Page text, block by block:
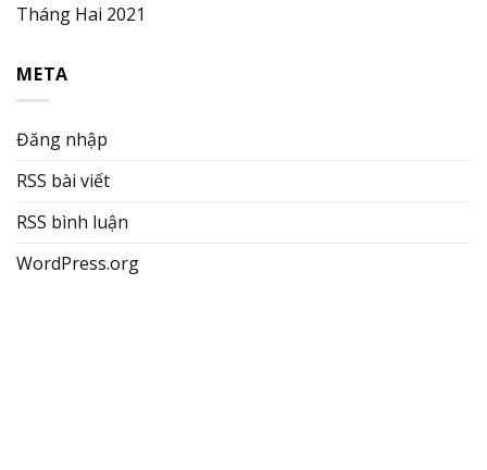
Tháng Hai 2021
META
Đăng nhập
RSS bài viết
RSS bình luận
WordPress.org